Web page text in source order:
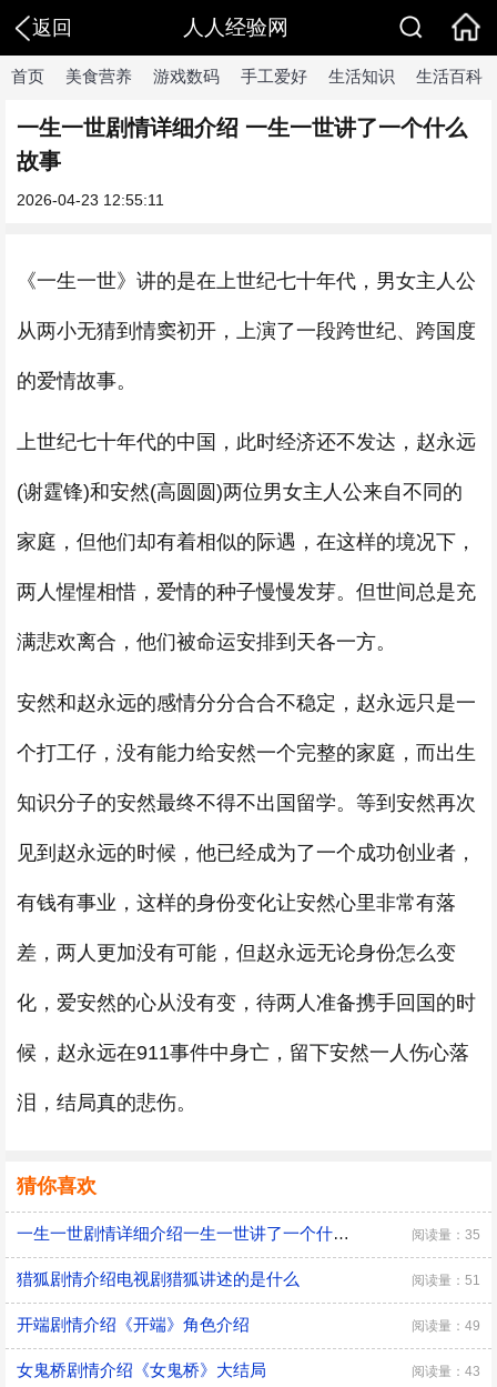
返回 人人经验网
首页 美食营养 游戏数码 手工爱好 生活知识 生活百科
一生一世剧情详细介绍 一生一世讲了一个什么
故事
2026-04-23 12:55:11
《一生一世》讲的是在上世纪七十年代，男女主人公
从两小无猜到情窦初开，上演了一段跨世纪、跨国度
的爱情故事。
上世纪七十年代的中国，此时经济还不发达，赵永远
(谢霆锋)和安然(高圆圆)两位男女主人公来自不同的
家庭，但他们却有着相似的际遇，在这样的境况下，
两人惺惺相惜，爱情的种子慢慢发芽。但世间总是充
满悲欢离合，他们被命运安排到天各一方。
安然和赵永远的感情分分合合不稳定，赵永远只是一
个打工仔，没有能力给安然一个完整的家庭，而出生
知识分子的安然最终不得不出国留学。等到安然再次
见到赵永远的时候，他已经成为了一个成功创业者，
有钱有事业，这样的身份变化让安然心里非常有落
差，两人更加没有可能，但赵永远无论身份怎么变
化，爱安然的心从没有变，待两人准备携手回国的时
候，赵永远在911事件中身亡，留下安然一人伤心落
泪，结局真的悲伤。
猜你喜欢
一生一世剧情详细介绍一生一世讲了一个什么故事 阅读量：35
猎狐剧情介绍电视剧猎狐讲述的是什么 阅读量：51
开端剧情介绍《开端》角色介绍 阅读量：49
女鬼桥剧情介绍《女鬼桥》大结局 阅读量：43